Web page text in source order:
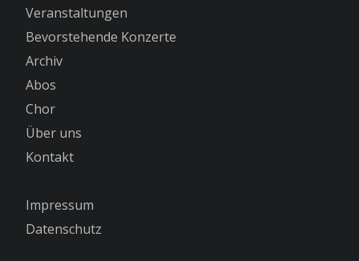
Veranstaltungen
Bevorstehende Konzerte
Archiv
Abos
Chor
Über uns
Kontakt
Impressum
Datenschutz